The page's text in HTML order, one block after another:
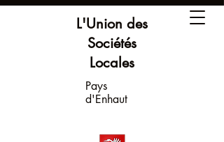
L'Union des
Sociétés
Locales
Pays
d'Enhaut